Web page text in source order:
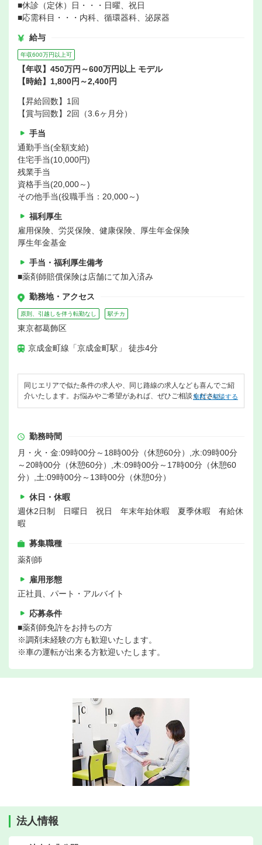
■休診（定休）日・・・日曜、祝日
■応需科目・・・内科、循環器科、泌尿器
給与
年収600万円以上可
【年収】450万円～600万円以上 モデル
【時給】1,800円～2,400円
【昇給回数】1回
【賞与回数】2回（3.6ヶ月分）
手当
通勤手当(全額支給)
住宅手当(10,000円)
残業手当
資格手当(20,000～)
その他手当(役職手当：20,000～)
福利厚生
雇用保険、労災保険、健康保険、厚生年金保険
厚生年金基金
手当・福利厚生備考
■薬剤師賠償保険は店舗にて加入済み
勤務地・アクセス
原則、引越しを伴う転勤なし 駅チカ
東京都葛飾区
京成金町線「京成金町駅」 徒歩4分
同じエリアで似た条件の求人や、同じ路線の求人なども喜んでご紹
介いたします。お悩みやご希望があれば、ぜひご相談ください。
無料で相談する
勤務時間
月・火・金:09時00分～18時00分（休憩60分）,水:09時00分
～20時00分（休憩60分）,木:09時00分～17時00分（休憩60
分）,土:09時00分～13時00分（休憩0分）
休日・休暇
週休2日制 日曜日 祝日 年末年始休暇 夏季休暇 有給休
暇
募集職種
薬剤師
雇用形態
正社員、パート・アルバイト
応募条件
■薬剤師免許をお持ちの方
※調剤未経験の方も歓迎いたします。
※車の運転が出来る方歓迎いたします。
法人情報